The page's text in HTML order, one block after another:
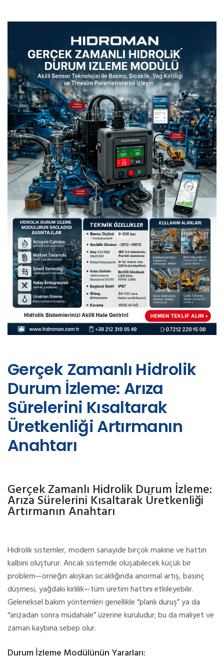
Gerçek Zamanlı Hidrolik
Durum İzleme: Arıza
Sürelerini Kısaltarak
Üretkenliği Artırmanın
Anahtarı
Gerçek Zamanlı Hidrolik Durum İzleme:
Arıza Sürelerini Kısaltarak Üretkenliği
Artırmanın Anahtarı
Hidrolik sistemler, modern sanayide birçok makine ve hattın
kalbini oluşturur. Ancak sistemde oluşabilecek küçük bir
problem—örneğin akışkan sıcaklığında anormal artış, basınç
düşmesi, yağdaki kirlilik—tüm üretim hattını etkileyebilir.
Geleneksel bakım yöntemleri genellikle “planlı duruş” ya da
“arızadan sonra müdahale” üzerine kuruludur; bu da maliyet ve
zaman kaybına sebep olur.
Durum İzleme Modülünün Yararları: